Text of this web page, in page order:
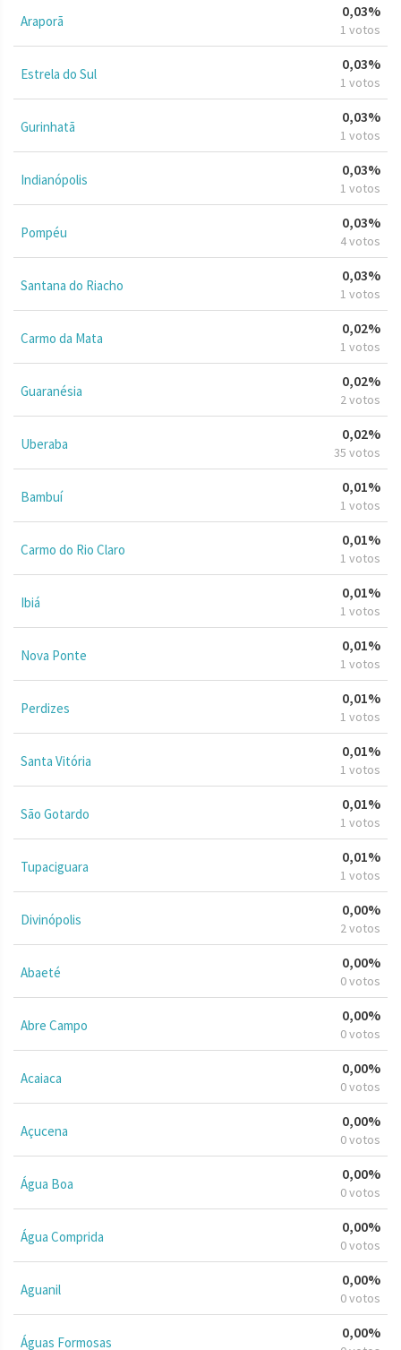
Araporã
0,03%
1 votos
Estrela do Sul
0,03%
1 votos
Gurinhatã
0,03%
1 votos
Indianópolis
0,03%
1 votos
Pompéu
0,03%
4 votos
Santana do Riacho
0,03%
1 votos
Carmo da Mata
0,02%
1 votos
Guaranésia
0,02%
2 votos
Uberaba
0,02%
35 votos
Bambuí
0,01%
1 votos
Carmo do Rio Claro
0,01%
1 votos
Ibiá
0,01%
1 votos
Nova Ponte
0,01%
1 votos
Perdizes
0,01%
1 votos
Santa Vitória
0,01%
1 votos
São Gotardo
0,01%
1 votos
Tupaciguara
0,01%
1 votos
Divinópolis
0,00%
2 votos
Abaeté
0,00%
0 votos
Abre Campo
0,00%
0 votos
Acaiaca
0,00%
0 votos
Açucena
0,00%
0 votos
Água Boa
0,00%
0 votos
Água Comprida
0,00%
0 votos
Aguanil
0,00%
0 votos
Águas Formosas
0,00%